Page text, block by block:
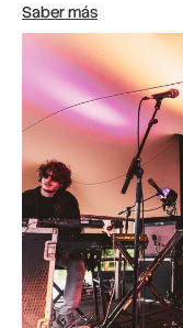
Saber más